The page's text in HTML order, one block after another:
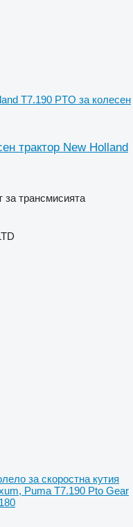
T7.190 PTO за колесен
трактор New Holland
за трансмисията
за скоростна кутия
Puma T7.190 Pto Gear